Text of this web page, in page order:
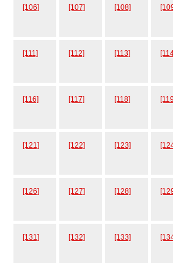
[106] [107] [108]
[111] [112] [113]
[116] [117] [118]
[121] [122] [123]
[126] [127] [128]
[131] [132] [133]